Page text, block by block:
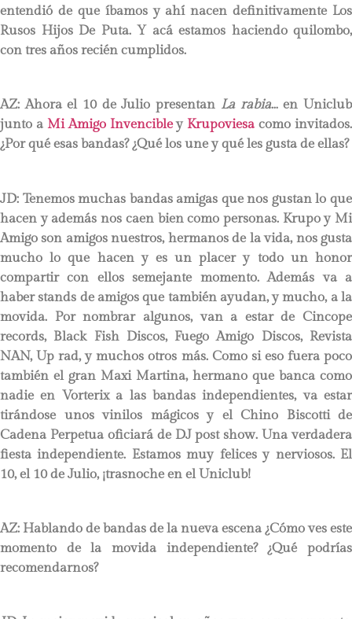
entendió de que íbamos y ahí nacen definitivamente Los
Rusos Hijos De Puta. Y acá estamos haciendo quilombo,
con tres años recién cumplidos.
AZ: Ahora el 10 de Julio presentan La rabia… en Uniclub
junto a Mi Amigo InvencibleyKrupoviesacomo invitados.
¿Por qué esas bandas? ¿Qué los une y qué les gusta de ellas?
JD: Tenemos muchas bandas amigas que nos gustan lo que
hacen y además nos caen bien como personas. Krupo y Mi
Amigo son amigos nuestros, hermanos de la vida, nos gusta
mucho lo que hacen y es un placer y todo un honor
compartir con ellos semejante momento. Además va a
haber stands de amigos que también ayudan, y mucho, a la
movida. Por nombrar algunos, van a estar de Cincope
records, Black Fish Discos, Fuego Amigo Discos, Revista
NAN, Up rad, y muchos otros más. Como si eso fuera poco
también el gran Maxi Martina, hermano que banca como
nadie en Vorterix a las bandas independientes, va estar
tirándose unos vinilos mágicos y el Chino Biscotti de
Cadena Perpetua oficiará de DJ post show. Una verdadera
fiesta independiente. Estamos muy felices y nerviosos. El
10, el 10 de Julio, ¡trasnoche en el Uniclub!
AZ: Hablando de bandas de la nueva escena ¿Cómo ves este
momento de la movida independiente? ¿Qué podrías
recomendarnos?